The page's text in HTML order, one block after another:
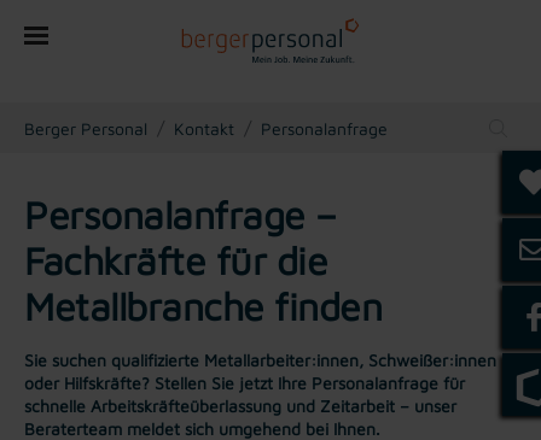
You are here:
Berger Personal Kontakt Personalanfrage
Personalanfrage –
Fachkräfte für die
Metallbranche finden
Sie suchen qualifizierte Metallarbeiter:innen, Schweißer:innen
oder Hilfskräfte? Stellen Sie jetzt Ihre Personalanfrage für
schnelle Arbeitskräfteüberlassung und Zeitarbeit – unser
Beraterteam meldet sich umgehend bei Ihnen.